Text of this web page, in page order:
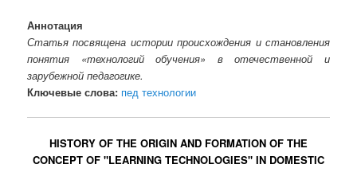
Аннотация
Статья посвящена истории происхождения и становления
понятия «технологий обучения» в отечественной и
зарубежной педагогике.
Ключевые слова: пед технологии
HISTORY OF THE ORIGIN AND FORMATION OF THE
CONCEPT OF "LEARNING TECHNOLOGIES" IN DOMESTIC